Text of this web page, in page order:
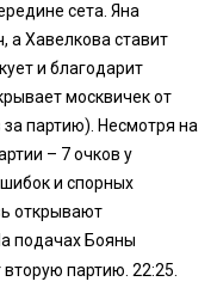
сета. Яна
Хавелкова ставит
и благодарит
москвичек от
партию). Несмотря на
– 7 очков у
и спорных
открывают
подачах Бояны
партию. 22:25.